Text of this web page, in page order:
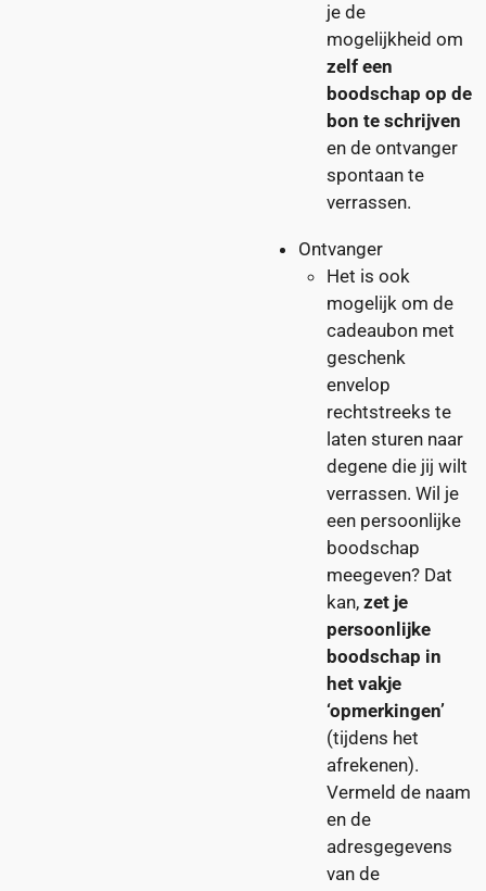
je de
mogelijkheid om
zelf een
boodschap op de
bon te schrijven
en de ontvanger
spontaan te
verrassen.
Ontvanger
Het is ook
mogelijk om de
cadeaubon met
geschenk
envelop
rechtstreeks te
laten sturen naar
degene die jij wilt
verrassen. Wil je
een persoonlijke
boodschap
meegeven? Dat
kan, zet je
persoonlijke
boodschap in
het vakje
‘opmerkingen’
(tijdens het
afrekenen).
Vermeld de naam
en de
adresgegevens
van de